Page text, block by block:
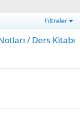
Filtreler
/ Ders Kitabı